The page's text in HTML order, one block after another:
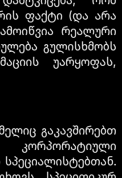
ფაქტი (და არა
რეალური
გულისხმობს
უარყოფას,
გაკავშირებთ